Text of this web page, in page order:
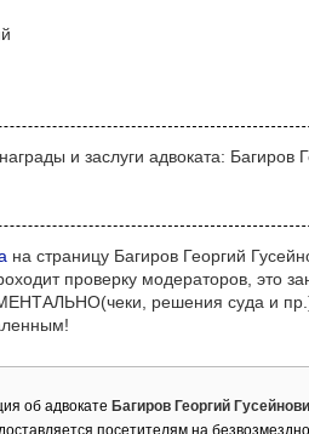
и заслуги адвоката: Багиров
на страницу Багиров Георгий
проверку модераторов, это
решения суда и пр.)!
об адвокате Багиров Георгий